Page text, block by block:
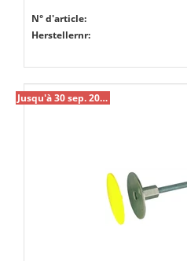
N° d'article:
Herstellernr:
Jusqu'à 30 sep. 2026 %